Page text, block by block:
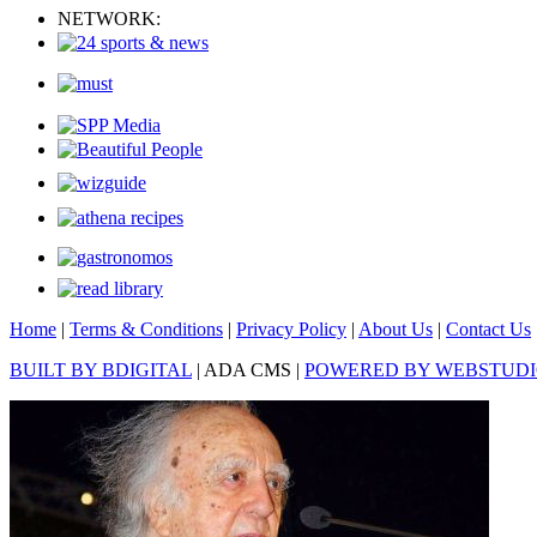
NETWORK:
Home | Terms & Conditions | Privacy Policy | About Us | Contact Us
BUILT BY BDIGITAL | ADA CMS | POWERED BY